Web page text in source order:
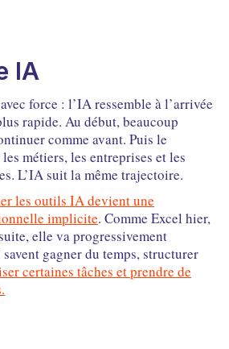
IA
force : l’IA ressemble à l’arrivée
rapide. Au début, beaucoup
comme avant. Puis le
métiers, les entreprises et les
L’IA suit la même trajectoire.
les outils IA devient une
implicite. Comme Excel hier,
elle va progressivement
gagner du temps, structurer
certaines tâches et prendre de